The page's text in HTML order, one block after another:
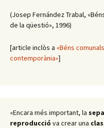
(Josep Fernández Trabal,
de la qüestió», 1996)
[article inclòs a «Béns
contemporània»]
«Encara més important, la
reproducció va crear una